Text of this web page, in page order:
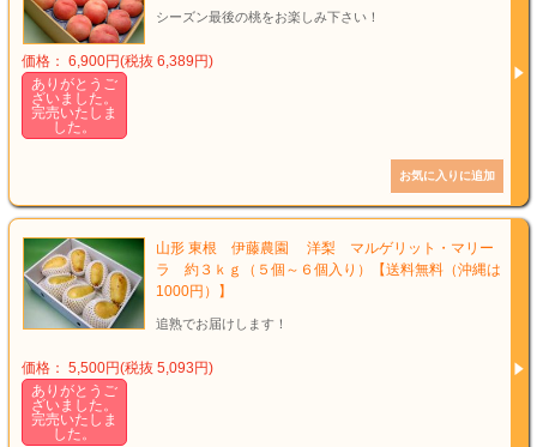
シーズン最後の桃をお楽しみ下さい！
価格： 6,900円(税抜 6,389円)
ありがとうご
ざいました。
完売いたしま
した。
山形 東根 伊藤農園 洋梨 マルゲリット・マリー
ラ 約３ｋｇ（５個～６個入り）【送料無料（沖縄は
1000円）】
追熟でお届けします！
価格： 5,500円(税抜 5,093円)
ありがとうご
ざいました。
完売いたしま
した。